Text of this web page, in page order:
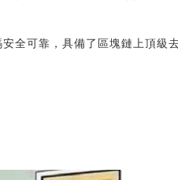
全可靠，具備了區塊鏈上頂級